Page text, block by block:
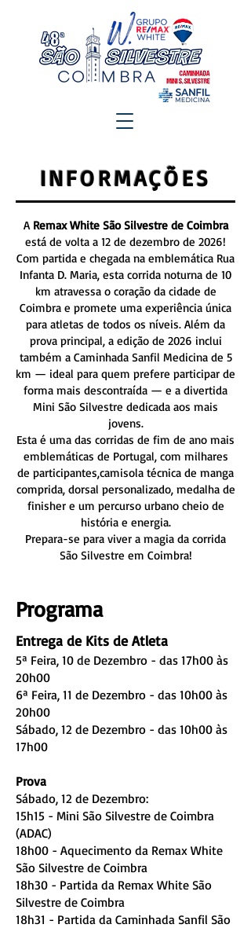
INFORMAÇÕES
A Remax White São Silvestre de Coimbra
está de volta a 12 de dezembro de 2026!
Com partida e chegada na emblemática Rua
Infanta D. Maria, esta corrida noturna de 10
km atravessa o coração da cidade de
Coimbra e promete uma experiência única
para atletas de todos os níveis. Além da
prova principal, a edição de 2026 inclui
também a Caminhada Sanfil Medicina de 5
km — ideal para quem prefere participar de
forma mais descontraída — e a divertida
Mini São Silvestre dedicada aos mais
jovens.
Esta é uma das corridas de fim de ano mais
emblemáticas de Portugal, com milhares
de participantes,camisola técnica de manga
comprida, dorsal personalizado, medalha de
finisher e um percurso urbano cheio de
história e energia.
Prepara-se para viver a magia da corrida
São Silvestre em Coimbra!
Programa
Entrega de Kits de Atleta
5ª Feira, 10 de Dezembro - das 17h00 às
20h00
6ª Feira, 11 de Dezembro - das 10h00 às
20h00
Sábado, 12 de Dezembro - das 10h00 às
17h00
Prova
Sábado, 12 de Dezembro:
15h15 - Mini São Silvestre de Coimbra
(ADAC)
18h00 - Aquecimento da Remax White
São Silvestre de Coimbra
18h30 - Partida da Remax White São
Silvestre de Coimbra
18h31 - Partida da Caminhada Sanfil São